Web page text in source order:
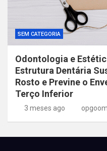
SEM CATEGORIA
Odontologia e
Estrutura Dentária
Rosto e Previne o
Terço Inferior
3 meses ago